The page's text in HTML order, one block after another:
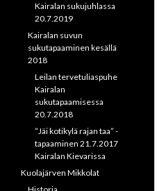
Kairalan sukujuhlassa
20.7.2019
Kairalan suvun
sukutapaaminen kesällä
2018
Leilan tervetuliaspuhe
Kairalan
sukutapaamisessa
20.7.2018
”Jäi kotikylä rajan taa” -
tapaaminen 21.7.2017
Kairalan Kievarissa
Kuolajärven Mikkolat